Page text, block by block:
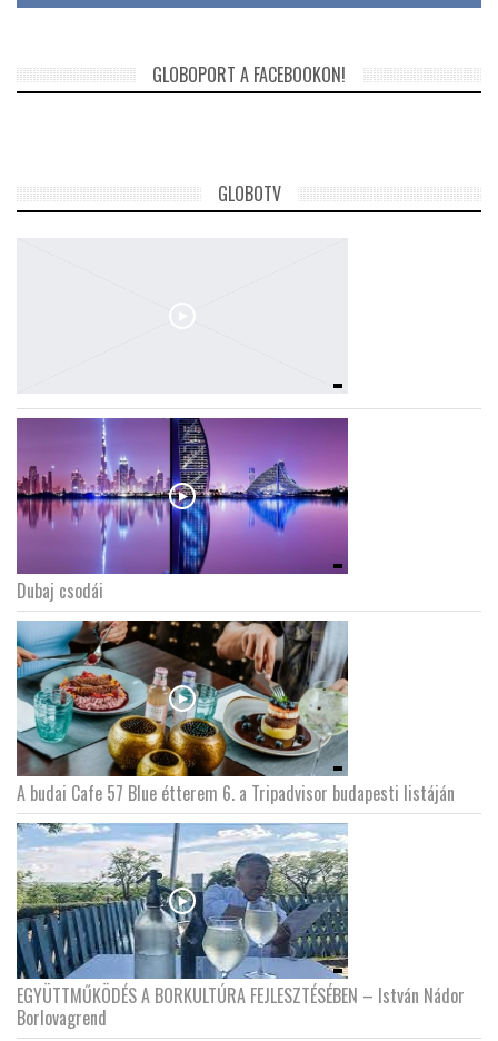
GLOBOPORT A FACEBOOKON!
GLOBOTV
Dubaj csodái
A budai Cafe 57 Blue étterem 6. a Tripadvisor budapesti listáján
EGYÜTTMŰKÖDÉS A BORKULTÚRA FEJLESZTÉSÉBEN – István Nádor
Borlovagrend